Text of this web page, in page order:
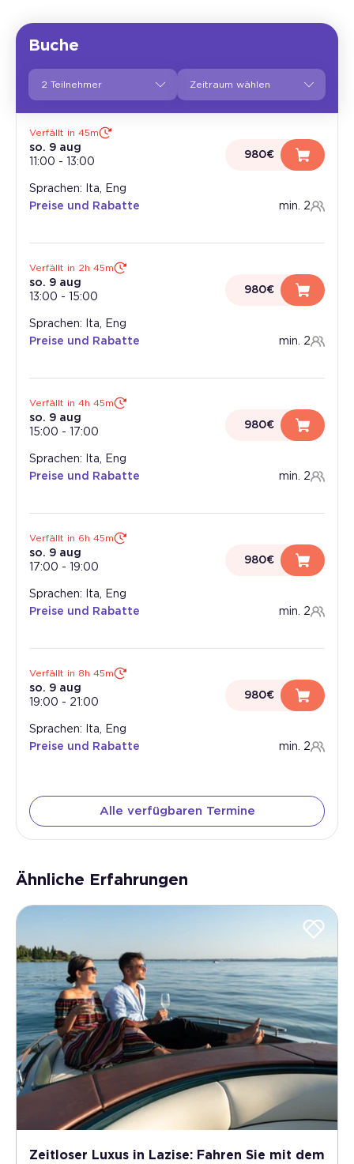
Buche
2 Teilnehmer
Verfällt in 45m
so. 9 aug
11:00 - 13:00
980€
Sprachen: Ita, Eng
Preise und Rabatte
min. 2
Verfällt in 2h 45m
so. 9 aug
13:00 - 15:00
980€
Sprachen: Ita, Eng
Preise und Rabatte
min. 2
Verfällt in 4h 45m
so. 9 aug
15:00 - 17:00
980€
Sprachen: Ita, Eng
Preise und Rabatte
min. 2
Verfällt in 6h 45m
so. 9 aug
17:00 - 19:00
980€
Sprachen: Ita, Eng
Preise und Rabatte
min. 2
Verfällt in 8h 45m
so. 9 aug
19:00 - 21:00
980€
Sprachen: Ita, Eng
Preise und Rabatte
min. 2
Alle verfügbaren Termine
Ähnliche Erfahrungen
Zeitloser Luxus in Lazise: Fahren Sie mit dem